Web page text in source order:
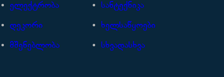
ელექტრობა
დეკორი
მშენებლობა
სანტექნიკა
ხელსაწყოები
სხვადასხვა